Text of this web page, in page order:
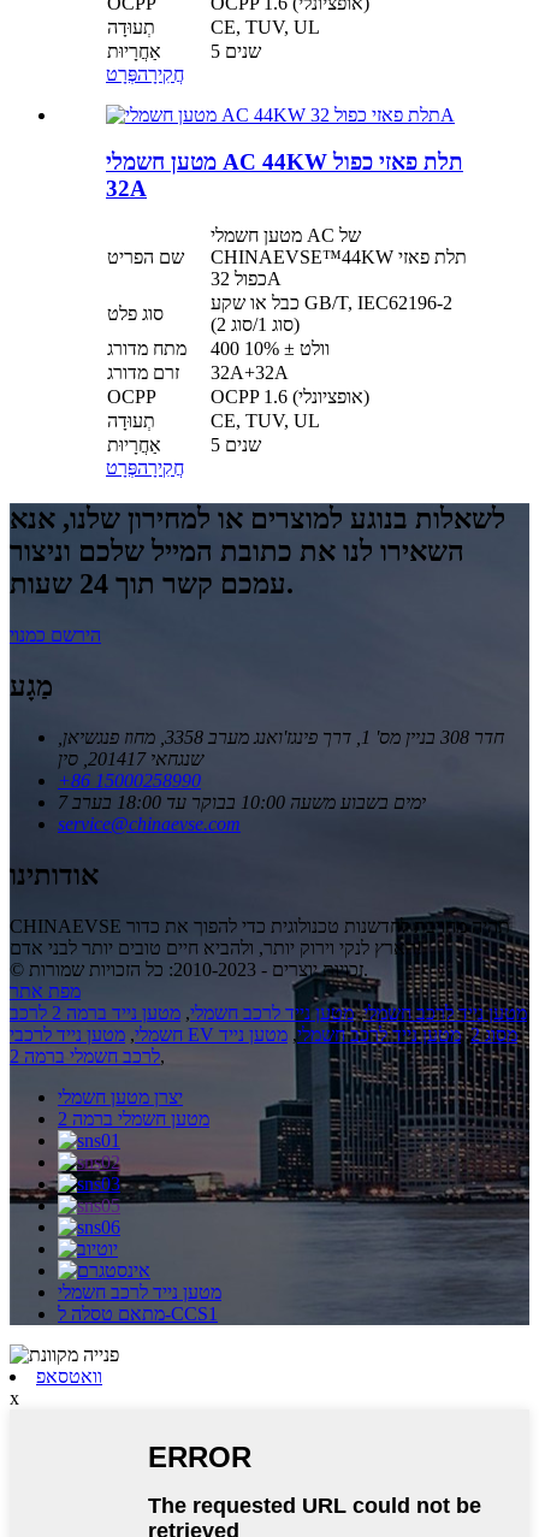
תְעוּדָה
CE, TUV, UL
אַחֲרָיוּת
5 שנים
חֲקִירָהפְּרָט
מטען חשמלי AC 44KW תלת פאזי כפול
32A
שם הפריט
מטען חשמלי AC של
CHINAEVSE™️44KW תלת פאזי
כפול 32A
סוג פלט
כבל או שקע GB/T, IEC62196-2
(סוג 1/סוג 2)
מתח מדורג
400 וולט ± 10%
זרם מדורג
32A+32A
OCPP
OCPP 1.6 (אופציונלי)
תְעוּדָה
CE, TUV, UL
אַחֲרָיוּת
5 שנים
חֲקִירָהפְּרָט
לשאלות בנוגע למוצרים או למחירון שלנו, אנא
השאירו לנו את כתובת המייל שלכם וניצור
עמכם קשר תוך 24 שעות.
הירשם כמנוי
מַגָע
חדר 308 בניין מס' 1, דרך פינגז'ואנג מערב 3358, מחוז פנגשיאן,
שנגחאי 201417, סין
+86 15000258990
7 ימים בשבוע משעה 10:00 בבוקר עד 18:00 בערב
service@chinaevse.com
אודותינו
CHINAEVSE תהיה מחויבת לחדשנות טכנולוגית כדי להפוך את כדור
הארץ לנקי וירוק יותר, ולהביא חיים טובים יותר לבני אדם!
© זכויות יוצרים - 2010-2023: כל הזכויות שמורות.
מפת אתר
מטען נייד לרכב חשמלי,מטען נייד לרכב חשמלי,
מטען נייד ברמה 2 לרכב
חשמלי, מטען נייד לרכבי EV מסוג 2 ,מטען נייד לרכב חשמלי, מטען נייד
לרכב חשמלי ברמה 2,
יצרן מטען חשמלי
מטען חשמלי ברמה 2
מטען נייד לרכב חשמלי
מתאם טסלה ל-CCS1
וואטסאפ
x